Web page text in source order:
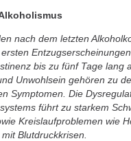
nach dem letzten
bis zu fünf Tage lang
Unwohlsein gehören zu
Symptomen. Die
führt zu starkem
Kreislaufproblemen wie
Blutdruckkrisen.